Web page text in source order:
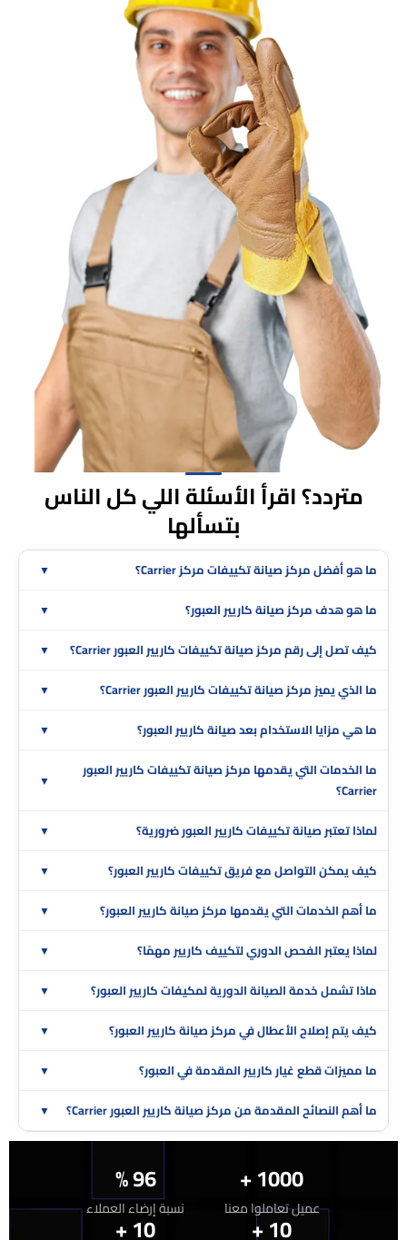
متردد؟ اقرأ الأسئلة اللي كل الناس
بتسألها
ما هو أفضل مركز صيانة تكييفات مركز Carrier؟
ما هو هدف مركز صيانة كاريير العبور؟
كيف تصل إلى رقم مركز صيانة تكييفات كاريير العبور Carrier؟
ما الذي يميز مركز صيانة تكييفات كاريير العبور Carrier؟
ما هي مزايا الاستخدام بعد صيانة كاريير العبور؟
ما الخدمات التي يقدمها مركز صيانة تكييفات كاريير العبور
Carrier؟
لماذا تعتبر صيانة تكييفات كاريير العبور ضرورية؟
كيف يمكن التواصل مع فريق تكييفات كاريير العبور؟
ما أهم الخدمات التي يقدمها مركز صيانة كاريير العبور؟
لماذا يعتبر الفحص الدوري لتكييف كاريير مهمًا؟
ماذا تشمل خدمة الصيانة الدورية لمكيفات كاريير العبور؟
كيف يتم إصلاح الأعطال في مركز صيانة كاريير العبور؟
ما مميزات قطع غيار كاريير المقدمة في العبور؟
ما أهم النصائح المقدمة من مركز صيانة كاريير العبور Carrier؟
1000 +
عميل تعاملوا معنا
96 %
نسبة إرضاء العملاء
10 +
10 +